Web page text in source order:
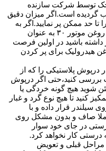
جک توسط شرکت سازنده
است.اگر میزان دقیق
تا حد ممکن پر نمایید.اگر به
روغن هیدرولیک دسترسی ندارید از روغن موتور ۳۰ به عنوان
داشته باشید در اولین فرصت
هیدرولیک برای پر کردن
پلاستیکی را که از
بررسی کنید،حتی اگر درپوش
شوید هیچ گونه خردگی یا
کنید تا هیچ نوع گرد و غبار
سیلندر قرار داده و با
صاف و بدون مشکل روی
در جای خود سوار
درستی کار نخواهد کرد.
قبلی و تعویض